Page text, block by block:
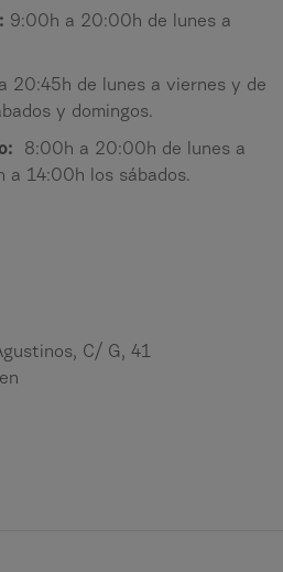
9:00h a 20:00h de lunes a
20:45h de lunes a viernes y de
y domingos.
8:00h a 20:00h de lunes a
a 14:00h los sábados.
C/ G, 41